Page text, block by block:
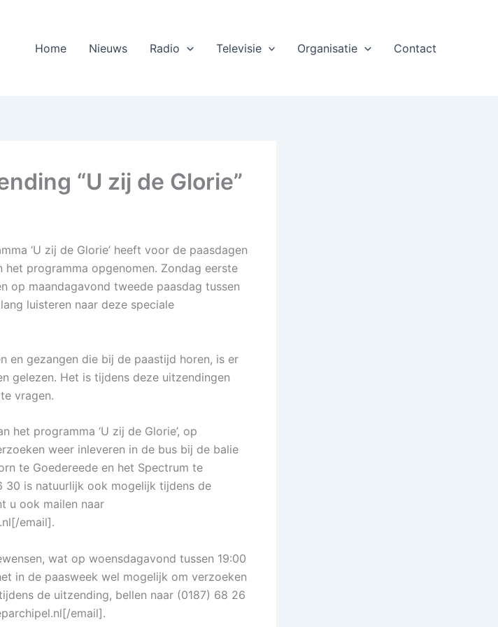
Home Nieuws Radio Televisie Organisatie Contact
“U zij de Glorie”
‘U zij de Glorie’ heeft voor de paasdagen
het programma opgenomen. Zondag eerste
op maandagavond tweede paasdag tussen
luisteren naar deze speciale
en gezangen die bij de paastijd horen, is er
gelezen. Het is tijdens deze uitzendingen
vragen.
het programma ‘U zij de Glorie’, op
weer inleveren in de bus bij de balie
te Goedereede en het Spectrum te
30 is natuurlijk ook mogelijk tijdens de
u ook mailen naar
email].
wat op woensdagavond tussen 19:00
in de paasweek wel mogelijk om verzoeken
de uitzending, bellen naar (0187) 68 26
email].